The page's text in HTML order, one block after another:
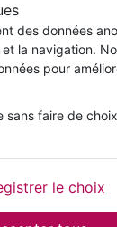
des données
la navigation.
pour
sans faire de
le choix